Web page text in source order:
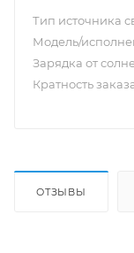
Тип источника
Модель/
Зарядка от
Кратность
ОТЗЫВЫ